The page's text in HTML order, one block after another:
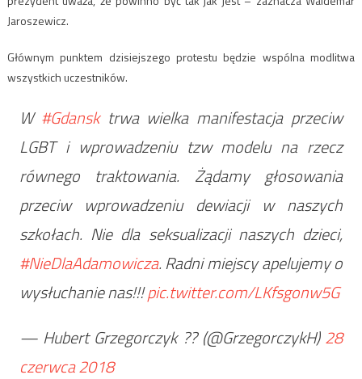
Jaroszewicz.
Głównym punktem dzisiejszego protestu będzie wspólna modlitwa
wszystkich uczestników.
W #Gdansktrwa wielka manifestacja przeciw
LGBT i wprowadzeniu tzw modelu na rzecz
równego traktowania. Żądamy głosowania
przeciw wprowadzeniu dewiacji w naszych
szkołach. Nie dla seksualizacji naszych dzieci,
#NieDlaAdamowicza. Radni miejscy apelujemy o
wysłuchanie nas!!!pic.twitter.com/LKfsgonw5G
— Hubert Grzegorczyk ?? (@GrzegorczykH)28
czerwca 2018